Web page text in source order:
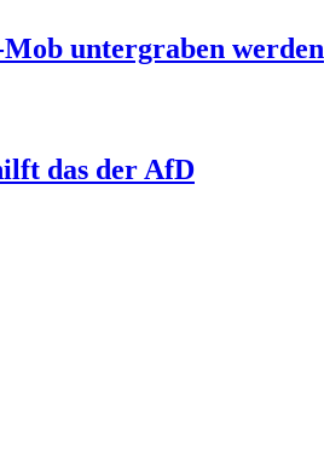
untergraben werden
das der AfD